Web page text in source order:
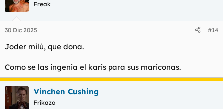
i
e
:
Freak
30 Dic 2025 #14
Joder milú, que dona.
Como se las ingenia el karis para sus mariconas.
Vinchen Cushing
Frikazo